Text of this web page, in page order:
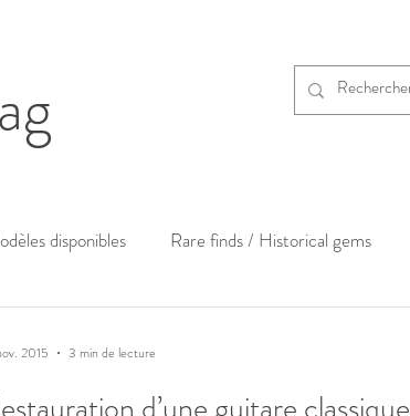
disponibles Rare finds / Historical gems
2015 3 min de lecture